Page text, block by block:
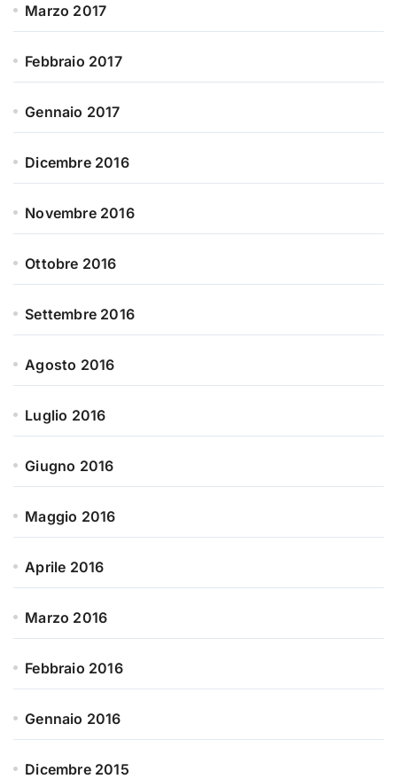
Marzo 2017
Febbraio 2017
Gennaio 2017
Dicembre 2016
Novembre 2016
Ottobre 2016
Settembre 2016
Agosto 2016
Luglio 2016
Giugno 2016
Maggio 2016
Aprile 2016
Marzo 2016
Febbraio 2016
Gennaio 2016
Dicembre 2015